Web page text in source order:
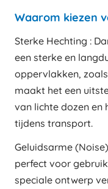
Waarom kiezen
Sterke Hechting :
een sterke en
oppervlakken,
maakt het een
van lichte dozen en
tijdens transport.
Geluidsarme
perfect voor
speciale ontwerp